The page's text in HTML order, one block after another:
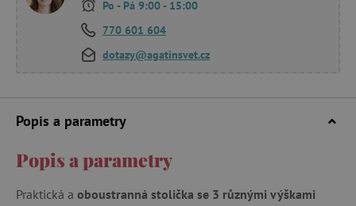
Po - Pá 9:00 - 15:00
770 601 604
dotazy@agatinsvet.cz
Popis a parametry
Popis a parametry
Praktická a oboustranná stolička se 3 různými výškami